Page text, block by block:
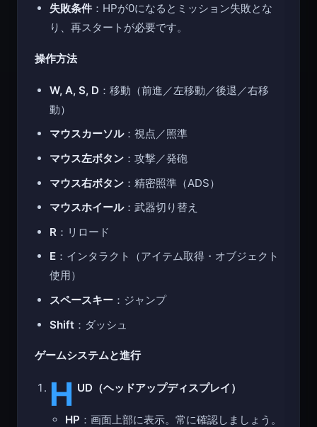
失敗条件 ：HPが0になるとミッション失敗とな
り、再スタートが必要です。
操作方法
W, A, S, D ：移動（前進／左移動／後退／右移
動）
マウスカーソル：視点／照準
マウス左ボタン ：攻撃／発砲
マウス右ボタン ：精密照準（ADS）
マウスホイール：武器切り替え
R ：リロード
E ：インタラクト（アイテム取得・オブジェクト
使用）
スペースキー ：ジャンプ
Shift ：ダッシュ
ゲームシステムと進行
H UD（ヘッドアップディスプレイ）
HP ：画面上部に表示。常に確認しましょう。